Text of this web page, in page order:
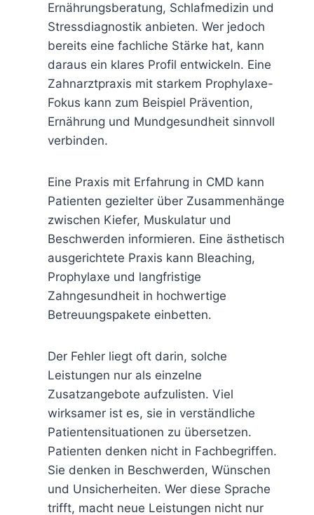
Ernährungsberatung, Schlafmedizin und
Stressdiagnostik anbieten. Wer jedoch
bereits eine fachliche Stärke hat, kann
daraus ein klares Profil entwickeln. Eine
Zahnarztpraxis mit starkem Prophylaxe-
Fokus kann zum Beispiel Prävention,
Ernährung und Mundgesundheit sinnvoll
verbinden.
Eine Praxis mit Erfahrung in CMD kann
Patienten gezielter über Zusammenhänge
zwischen Kiefer, Muskulatur und
Beschwerden informieren. Eine ästhetisch
ausgerichtete Praxis kann Bleaching,
Prophylaxe und langfristige
Zahngesundheit in hochwertige
Betreuungspakete einbetten.
Der Fehler liegt oft darin, solche
Leistungen nur als einzelne
Zusatzangebote aufzulisten. Viel
wirksamer ist es, sie in verständliche
Patientensituationen zu übersetzen.
Patienten denken nicht in Fachbegriffen.
Sie denken in Beschwerden, Wünschen
und Unsicherheiten. Wer diese Sprache
trifft, macht neue Leistungen nicht nur